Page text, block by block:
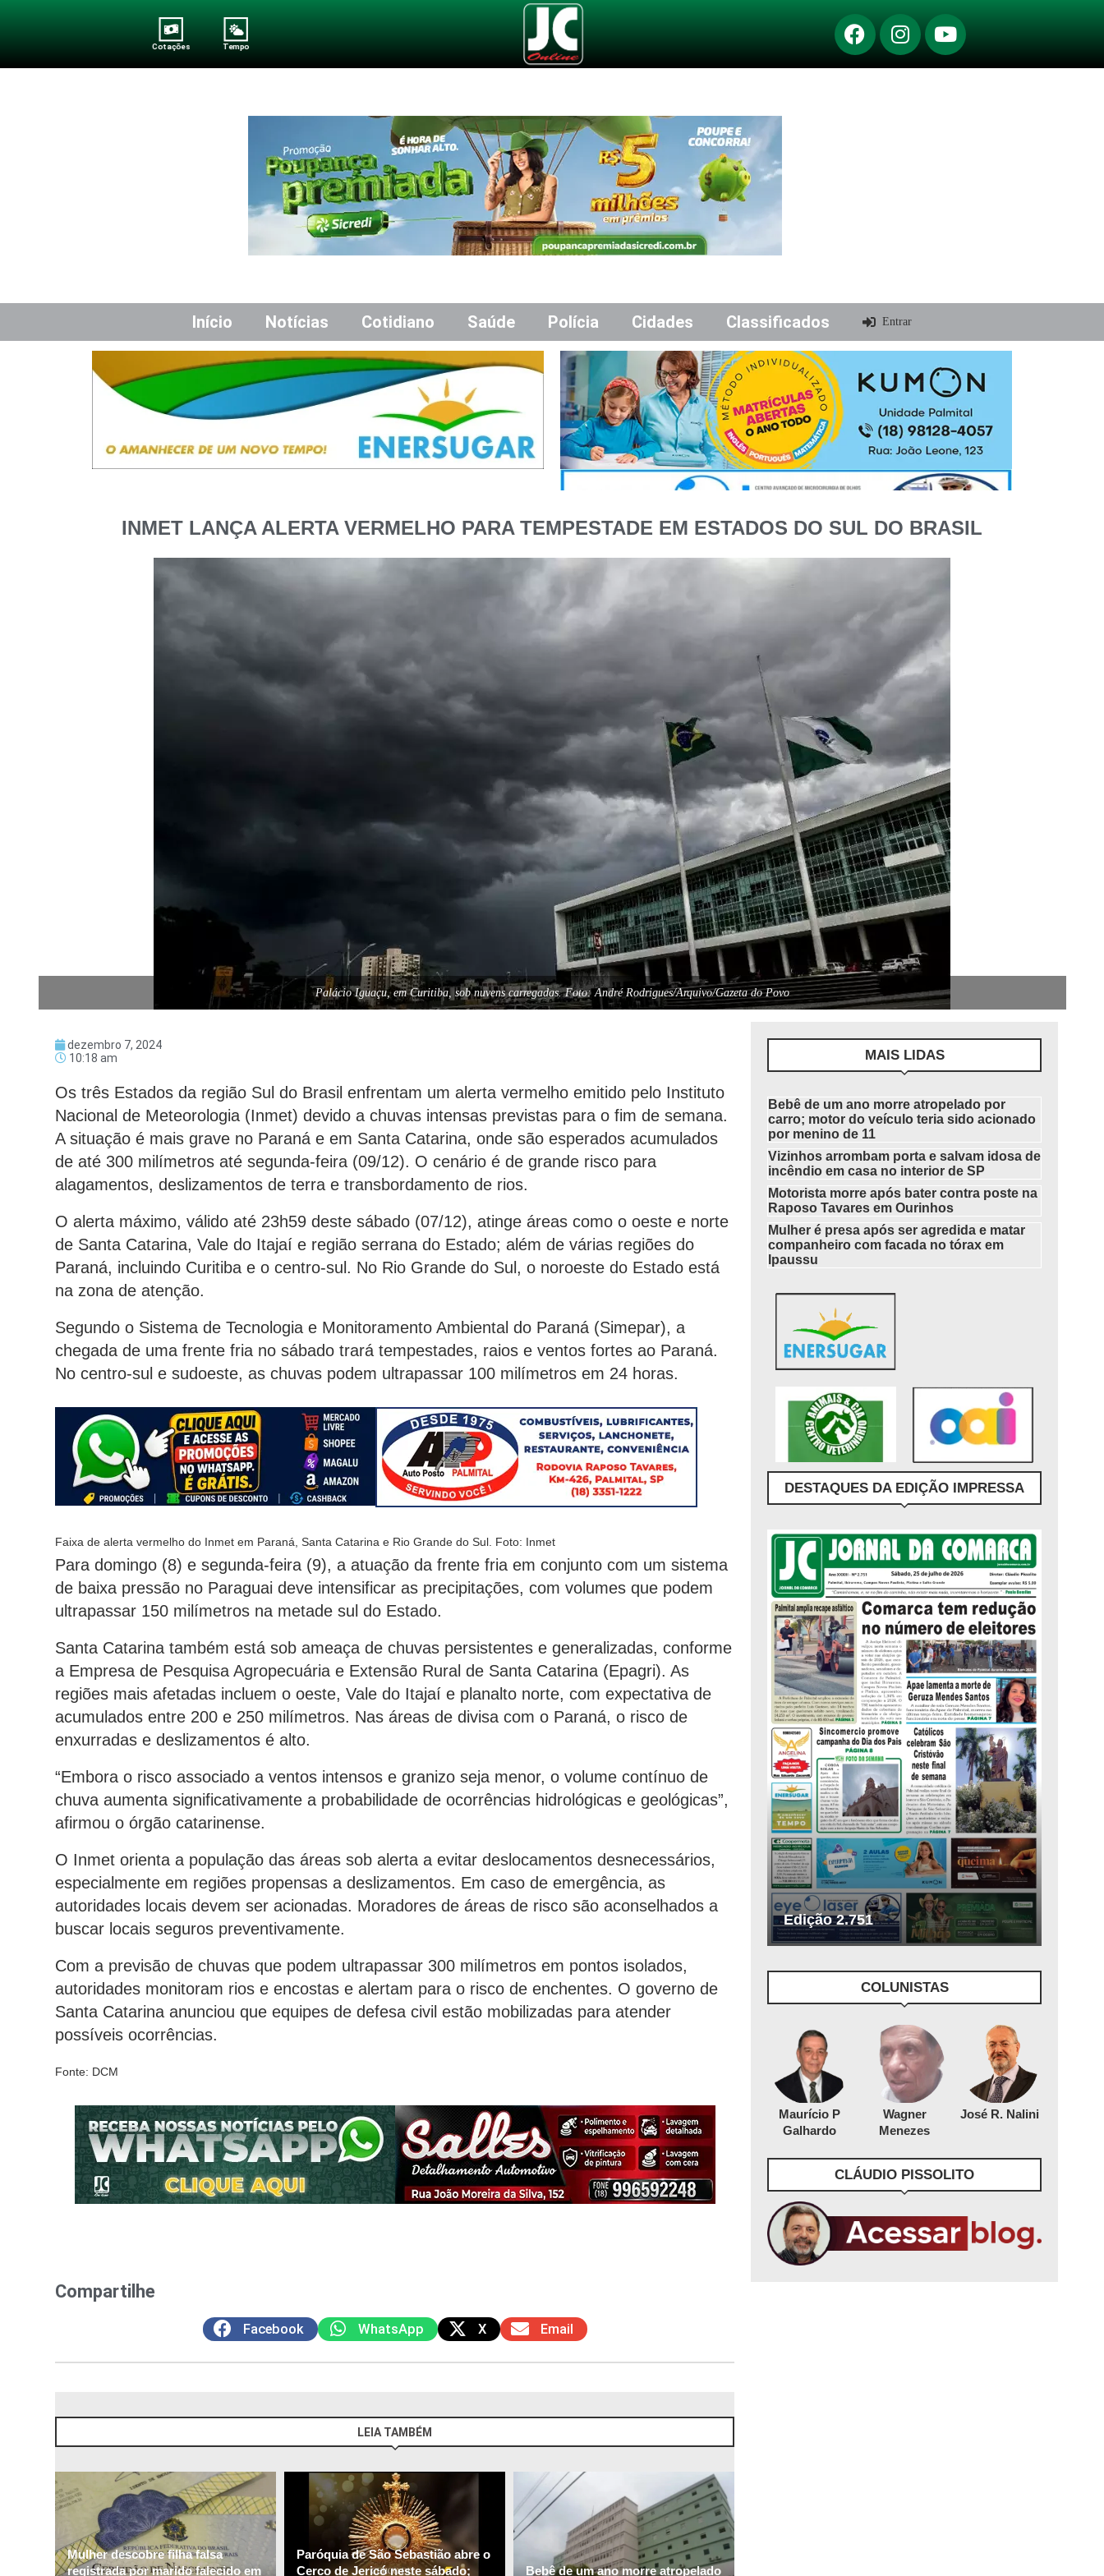
Cotações Tempo
Início Notícias Cotidiano Saúde Polícia Cidades Classificados Entrar
INMET LANÇA ALERTA VERMELHO PARA TEMPESTADE EM ESTADOS DO SUL DO BRASIL
Palácio Iguaçu, em Curitiba, sob nuvens carregadas. Foto: André Rodrigues/Arquivo/Gazeta do Povo
dezembro 7, 2024
10:18 am
Os três Estados da região Sul do Brasil enfrentam um alerta vermelho emitido pelo Instituto
Nacional de Meteorologia (Inmet) devido a chuvas intensas previstas para o fim de semana.
A situação é mais grave no Paraná e em Santa Catarina, onde são esperados acumulados
de até 300 milímetros até segunda-feira (09/12). O cenário é de grande risco para
alagamentos, deslizamentos de terra e transbordamento de rios.
O alerta máximo, válido até 23h59 deste sábado (07/12), atinge áreas como o oeste e norte
de Santa Catarina, Vale do Itajaí e região serrana do Estado; além de várias regiões do
Paraná, incluindo Curitiba e o centro-sul. No Rio Grande do Sul, o noroeste do Estado está
na zona de atenção.
Segundo o Sistema de Tecnologia e Monitoramento Ambiental do Paraná (Simepar), a
chegada de uma frente fria no sábado trará tempestades, raios e ventos fortes ao Paraná.
No centro-sul e sudoeste, as chuvas podem ultrapassar 100 milímetros em 24 horas.
Faixa de alerta vermelho do Inmet em Paraná, Santa Catarina e Rio Grande do Sul. Foto: Inmet
Para domingo (8) e segunda-feira (9), a atuação da frente fria em conjunto com um sistema
de baixa pressão no Paraguai deve intensificar as precipitações, com volumes que podem
ultrapassar 150 milímetros na metade sul do Estado.
Santa Catarina também está sob ameaça de chuvas persistentes e generalizadas, conforme
a Empresa de Pesquisa Agropecuária e Extensão Rural de Santa Catarina (Epagri). As
regiões mais afetadas incluem o oeste, Vale do Itajaí e planalto norte, com expectativa de
acumulados entre 200 e 250 milímetros. Nas áreas de divisa com o Paraná, o risco de
enxurradas e deslizamentos é alto.
“Embora o risco associado a ventos intensos e granizo seja menor, o volume contínuo de
chuva aumenta significativamente a probabilidade de ocorrências hidrológicas e geológicas”,
afirmou o órgão catarinense.
O Inmet orienta a população das áreas sob alerta a evitar deslocamentos desnecessários,
especialmente em regiões propensas a deslizamentos. Em caso de emergência, as
autoridades locais devem ser acionadas. Moradores de áreas de risco são aconselhados a
buscar locais seguros preventivamente.
Com a previsão de chuvas que podem ultrapassar 300 milímetros em pontos isolados,
autoridades monitoram rios e encostas e alertam para o risco de enchentes. O governo de
Santa Catarina anunciou que equipes de defesa civil estão mobilizadas para atender
possíveis ocorrências.
Fonte: DCM
Compartilhe
Facebook WhatsApp X Email
LEIA TAMBÉM
Mulher descobre filha falsa
registrada por marido falecido em
Paróquia de São Sebastião abre o
Cerco de Jericó neste sábado;
Bebê de um ano morre atropelado
MAIS LIDAS
Bebê de um ano morre atropelado por
carro; motor do veículo teria sido acionado
por menino de 11
Vizinhos arrombam porta e salvam idosa de
incêndio em casa no interior de SP
Motorista morre após bater contra poste na
Raposo Tavares em Ourinhos
Mulher é presa após ser agredida e matar
companheiro com facada no tórax em
Ipaussu
DESTAQUES DA EDIÇÃO IMPRESSA
Edição 2.751
COLUNISTAS
Maurício P
Galhardo
Wagner
Menezes
José R. Nalini
CLÁUDIO PISSOLITO